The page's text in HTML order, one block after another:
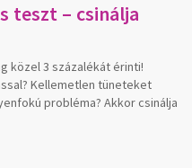
teszt – csinálja
közel 3 százalékát érinti!
Kellemetlen tüneteket
probléma? Akkor csinálja